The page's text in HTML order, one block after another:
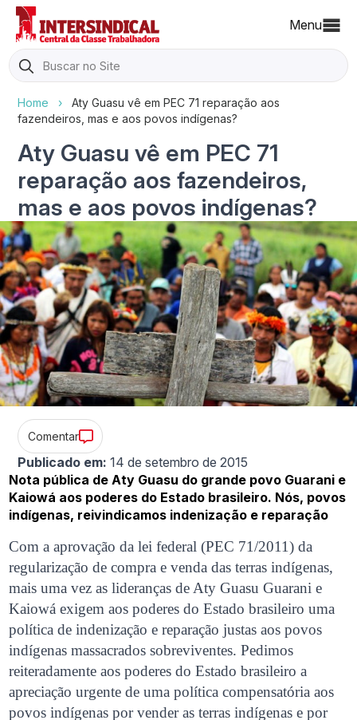
Menu
Search
for:
Home ›
Aty Guasu vê em PEC 71 reparação aos
fazendeiros, mas e aos povos indígenas?
Aty Guasu vê em PEC 71
reparação aos fazendeiros,
mas e aos povos indígenas?
Comentar
Publicado em: 14 de setembro de 2015
Nota pública de Aty Guasu do grande povo Guarani e
Kaiowá aos poderes do Estado brasileiro. Nós, povos
indígenas, reivindicamos indenização e reparação
Com a aprovação da lei federal (PEC 71/2011) da
regularização de compra e venda das terras indígenas,
mais uma vez as lideranças de Aty Guasu Guarani e
Kaiowá exigem aos poderes do Estado brasileiro uma
política de indenização e reparação justas aos povos
indígenas massacrados sobreviventes. Pedimos
reiteradamente aos poderes do Estado brasileiro a
apreciação urgente de uma política compensatória aos
povos indígenas por vender as terras indígenas e por